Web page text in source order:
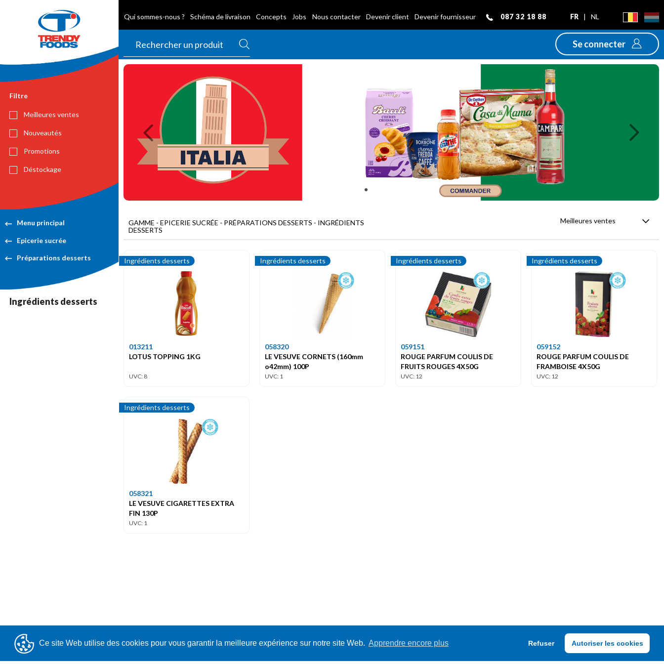
Ce site Web utilise des cookies pour vous garantir la meilleure expérience sur notre site Web. Apprendre encore plus Refuser Autoriser les cookies
Qui sommes-nous ? Schéma de livraison Concepts Jobs Nous contacter Devenir client Devenir fournisseur 087 32 18 88 FR | NL
Se connecter
Filtre
Meilleures ventes
Nouveautés
Promotions
Déstockage
Menu principal
Epicerie sucrée
Préparations desserts
Ingrédients desserts
GAMME - EPICERIE SUCRÉE - PRÉPARATIONS DESSERTS - INGRÉDIENTS
DESSERTS
Meilleures ventes
Ingrédients desserts
013211
LOTUS TOPPING 1KG
UVC: 8
Ingrédients desserts
058320
LE VESUVE CORNETS (160mm
o42mm) 100P
UVC: 1
Ingrédients desserts
059151
ROUGE PARFUM COULIS DE
FRUITS ROUGES 4X50G
UVC: 12
Ingrédients desserts
059152
ROUGE PARFUM COULIS DE
FRAMBOISE 4X50G
UVC: 12
Ingrédients desserts
058321
LE VESUVE CIGARETTES EXTRA
FIN 130P
UVC: 1